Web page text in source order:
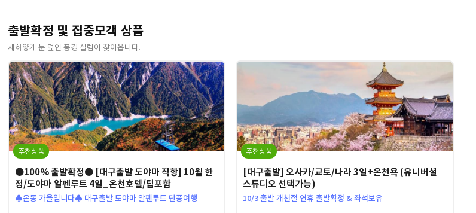
출발확정 및 집중모객 상품
새하얗게 눈 덮인 풍경 설렘이 찾아옵니다.
추천상품
●100% 출발확정● [대구출발 도야마 직항] 10월 한
정/도야마 알펜루트 4일_온천호텔/팁포함
♣온통 가을입니다♣ 대구출발 도야마 알펜루트 단풍여행
추천상품
[대구출발] 오사카/교토/나라 3일+온천욕 (유니버셜
스튜디오 선택가능)
10/3 출발 개천절 연휴 출발확정 & 좌석보유